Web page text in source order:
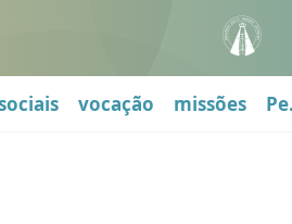
vocação missões